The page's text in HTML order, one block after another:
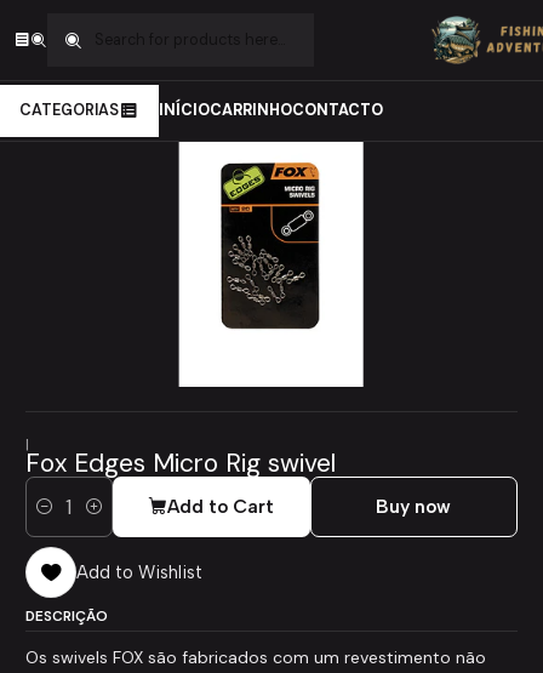
CATEGORIAS INÍCIOCARRINHOCONTACTO
Destorcedores e argolas
Fox Edges Micro Rig swivel
|
Fox Edges Micro Rig swivel
Quantity Add to Cart Buy now
Add to Wishlist
DESCRIÇÃO
Os swivels FOX são fabricados com um revestimento não